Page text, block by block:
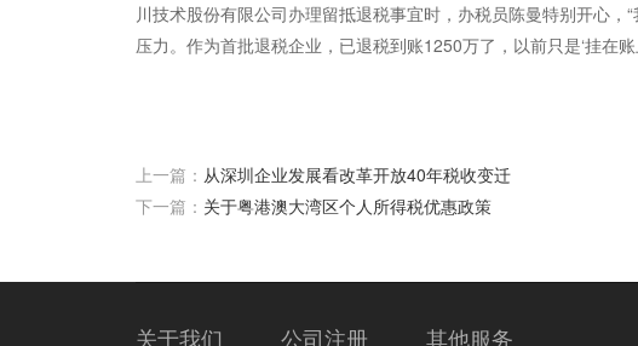
川技术股份有限公司办理留抵退税事宜时，办税员陈曼特别开心
压力。作为首批退税企业，已退税到账1250万了，以前只是‘挂在
上一篇： 从深圳企业发展看改革开放40年税收变迁
下一篇： 关于粤港澳大湾区个人所得税优惠政策
关于我们 公司注册 其他服务